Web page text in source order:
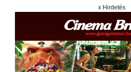
x Hirdetés